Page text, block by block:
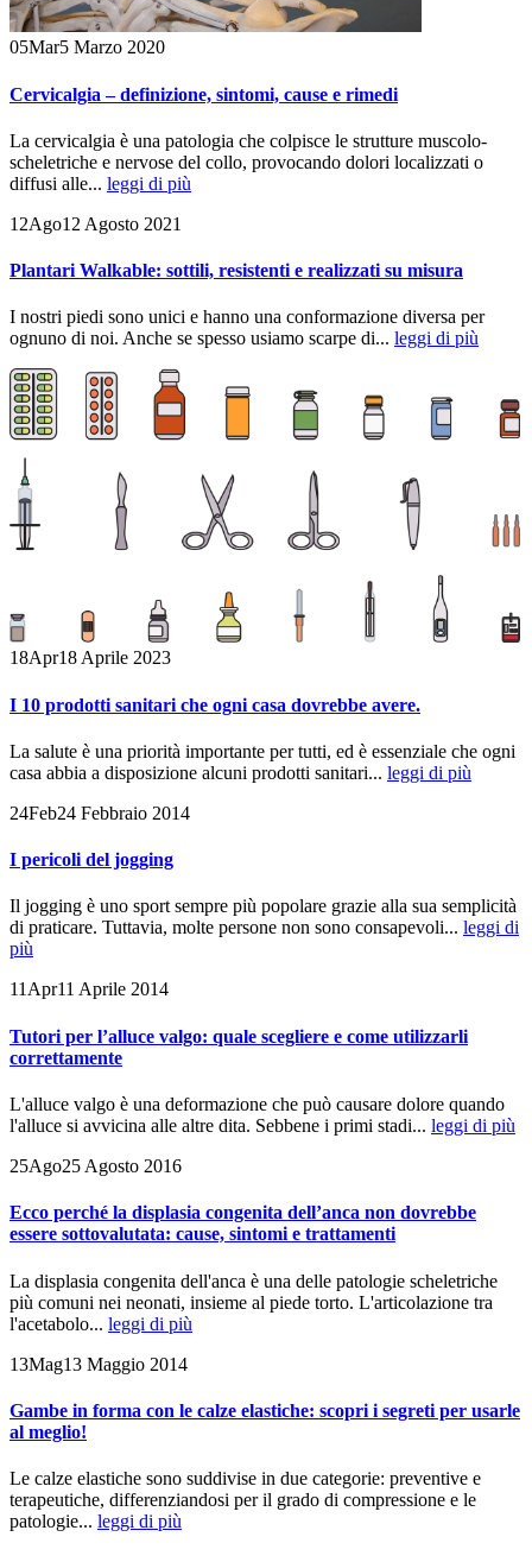
05Mar5 Marzo 2020
Cervicalgia – definizione, sintomi, cause e rimedi
La cervicalgia è una patologia che colpisce le strutture muscolo-
scheletriche e nervose del collo, provocando dolori localizzati o
diffusi alle... leggi di più
12Ago12 Agosto 2021
Plantari Walkable: sottili, resistenti e realizzati su misura
I nostri piedi sono unici e hanno una conformazione diversa per
ognuno di noi. Anche se spesso usiamo scarpe di... leggi di più
18Apr18 Aprile 2023
I 10 prodotti sanitari che ogni casa dovrebbe avere.
La salute è una priorità importante per tutti, ed è essenziale che ogni
casa abbia a disposizione alcuni prodotti sanitari... leggi di più
24Feb24 Febbraio 2014
I pericoli del jogging
Il jogging è uno sport sempre più popolare grazie alla sua semplicità
di praticare. Tuttavia, molte persone non sono consapevoli... leggi di
più
11Apr11 Aprile 2014
Tutori per l’alluce valgo: quale scegliere e come utilizzarli
correttamente
L'alluce valgo è una deformazione che può causare dolore quando
l'alluce si avvicina alle altre dita. Sebbene i primi stadi... leggi di più
25Ago25 Agosto 2016
Ecco perché la displasia congenita dell’anca non dovrebbe
essere sottovalutata: cause, sintomi e trattamenti
La displasia congenita dell'anca è una delle patologie scheletriche
più comuni nei neonati, insieme al piede torto. L'articolazione tra
l'acetabolo... leggi di più
13Mag13 Maggio 2014
Gambe in forma con le calze elastiche: scopri i segreti per usarle
al meglio!
Le calze elastiche sono suddivise in due categorie: preventive e
terapeutiche, differenziandosi per il grado di compressione e le
patologie... leggi di più